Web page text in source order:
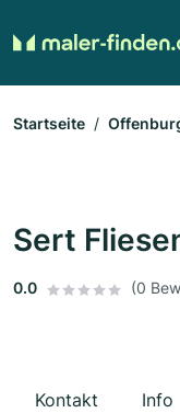
Startseite
Sert
0.0 (0
Kontakt Info